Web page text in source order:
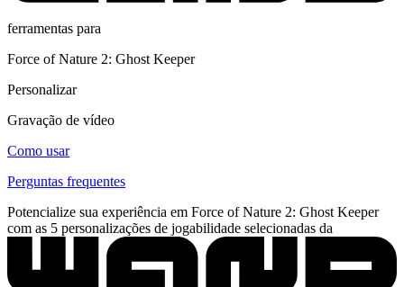
ferramentas para
Force of Nature 2: Ghost Keeper
Personalizar
Gravação de vídeo
Como usar
Perguntas frequentes
Potencialize sua experiência em Force of Nature 2: Ghost Keeper
com as 5 personalizações de jogabilidade selecionadas da